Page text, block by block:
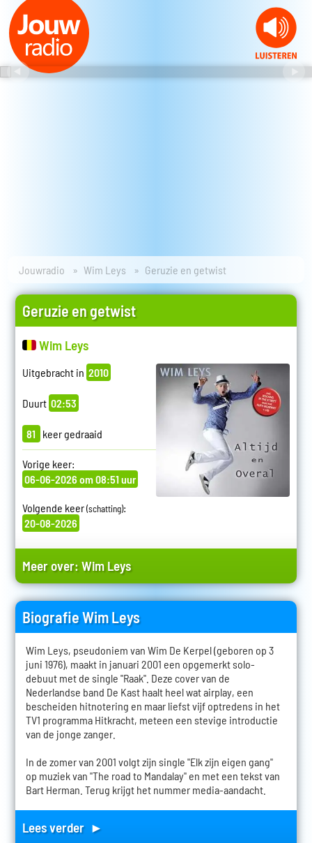
Jouwradio Wim Leys Geruzie en getwist
Geruzie en getwist
Wim Leys
Uitgebracht in 2010
Duurt 02:53
81 keer gedraaid
Vorige keer:
06-06-2026 om 08:51 uur
Volgende keer(schatting):
20-08-2026
Meer over:Wim Leys
Biografie Wim Leys
Wim Leys, pseudoniem van Wim De Kerpel (geboren op 3
juni 1976), maakt in januari 2001 een opgemerkt solo-
debuut met de single "Raak". Deze cover van de
Nederlandse band De Kast haalt heel wat airplay, een
bescheiden hitnotering en maar liefst vijf optredens in het
TV1 programma Hitkracht, meteen een stevige introductie
van de jonge zanger.
In de zomer van 2001 volgt zijn single "Elk zijn eigen gang"
op muziek van "The road to Mandalay" en met een tekst van
Bart Herman. Terug krijgt het nummer media-aandacht.
Lees verder ►